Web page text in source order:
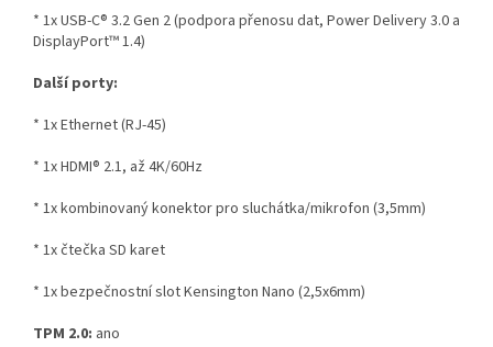
* 1x USB-C® 3.2 Gen 2 (podpora přenosu dat, Power Delivery 3.0 a
DisplayPort™ 1.4)
Další porty:
* 1x Ethernet (RJ-45)
* 1x HDMI® 2.1, až 4K/60Hz
* 1x kombinovaný konektor pro sluchátka/mikrofon (3,5mm)
* 1x čtečka SD karet
* 1x bezpečnostní slot Kensington Nano (2,5x6mm)
TPM 2.0: ano